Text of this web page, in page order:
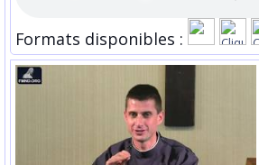
Formats disponibles :